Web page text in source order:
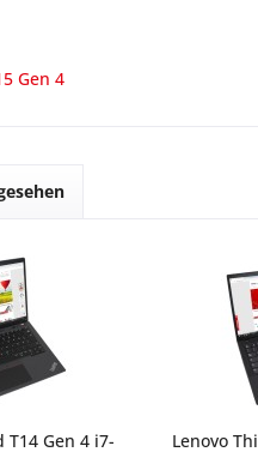
Gen 4
T14 Gen 4 i7- Lenovo